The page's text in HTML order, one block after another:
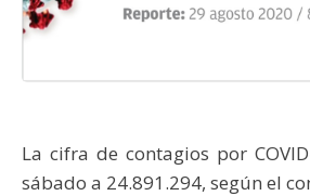
La cifra de contagios por
sábado a 24.891.294, según el